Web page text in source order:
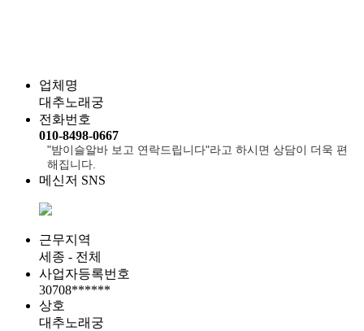
업체명
대추노래궁
전화번호
010-8498-0667
"밤이슬알바 보고 연락드립니다"라고 하시면 상담이 더욱 편
해집니다.
메신저 SNS
근무지역
세종 - 전체
사업자등록번호
30708******
상호
대추노래궁